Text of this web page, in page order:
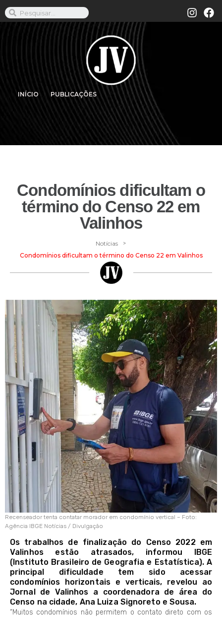
INÍCIO PUBLICAÇÕES
Condomínios dificultam o
término do Censo 22 em
Valinhos
Notícias >
Condomínios dificultam o término do Censo 22 em Valinhos
Recenseador tenta contatar morador em condomínio vertical – Foto:
Agência IBGE Notícias / Divulgação
Os trabalhos de finalização do Censo 2022 em
Valinhos estão atrasados, informou IBGE
(Instituto Brasileiro de Geografia e Estatística). A
principal dificuldade tem sido acessar
condomínios horizontais e verticais, revelou ao
Jornal de Valinhos a coordenadora de área do
Censo na cidade, Ana Luiza Signoreto e Sousa.
“Muitos condomínios não permitem o contato direto com os